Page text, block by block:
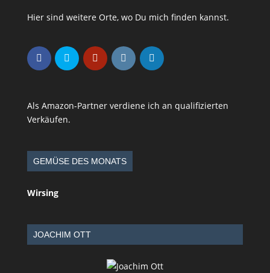
Hier sind weitere Orte, wo Du mich finden kannst.
Als Amazon-Partner verdiene ich an qualifizierten
Verkäufen.
GEMÜSE DES MONATS
Wirsing
JOACHIM OTT